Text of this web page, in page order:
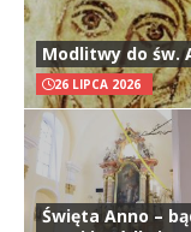
Modlitwy do św.
26 LIPCA 2026
Święta Anno –